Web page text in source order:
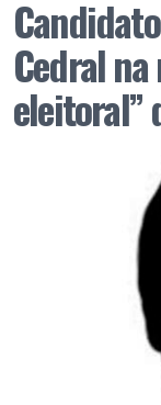
Cedral
eleitoral”